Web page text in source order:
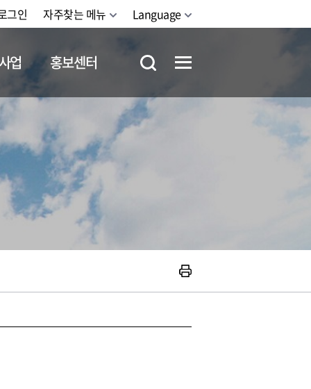
그인 자주찾는 메뉴 Language
업 홍보센터